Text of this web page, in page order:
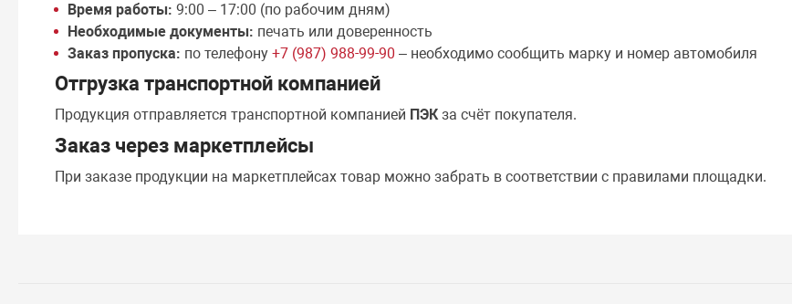
Время работы: 9:00 – 17:00 (по рабочим дням)
Необходимые документы: печать или доверенность
Заказ пропуска: по телефону+7 (987) 988-99-90 – необходимо сообщить марку и номер автомобиля
Отгрузка транспортной компанией
Продукция отправляется транспортной компанией ПЭКза счёт покупателя.
Заказ через маркетплейсы
При заказе продукции на маркетплейсах товар можно забрать в соответствии с правилами площадки.